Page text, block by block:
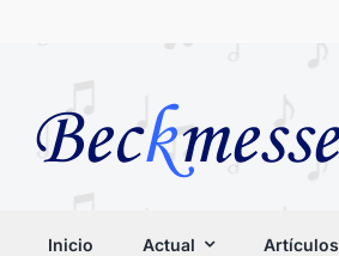
Inicio Actual Artículos